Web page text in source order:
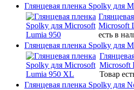
Глянцевая пленка Spolky для
Microsoft
есть в
Глянцевая пленка Spolky для
Microsoft
Товар
Глянцевая пленка Spolky для